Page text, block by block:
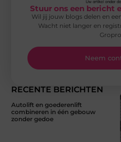
RECENTE BERICHTEN
Autolift en goederenlift
combineren in één gebouw
zonder gedoe
Stuur ons een bericht
Wil jij jouw blogs delen en
Wacht niet langer en
Neem